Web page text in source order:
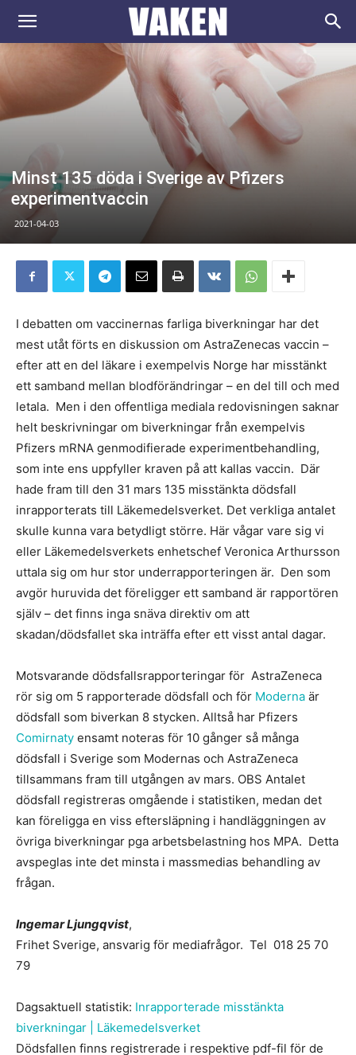
VAKEN.se
Minst 135 döda i Sverige av Pfizers
experimentvaccin
2021-04-03
I debatten om vaccinernas farliga biverkningar har det
mest utåt förts en diskussion om AstraZenecas vaccin –
efter att en del läkare i exempelvis Norge har misstänkt
ett samband mellan blodförändringar – en del till och med
letala. Men i den offentliga mediala redovisningen saknar
helt beskrivningar om biverkningar från exempelvis
Pfizers mRNA genmodifierade experimentbehandling,
som inte ens uppfyller kraven på att kallas vaccin. Där
hade fram till den 31 mars 135 misstänkta dödsfall
inrapporterats till Läkemedelsverket. Det verkliga antalet
skulle kunna vara betydligt större. Här vågar vare sig vi
eller Läkemedelsverkets enhetschef Veronica Arthursson
uttala sig om hur stor underrapporteringen är. Den som
avgör huruvida det föreligger ett samband är rapportören
själv – det finns inga snäva direktiv om att
skadan/dödsfallet ska inträffa efter ett visst antal dagar.
Motsvarande dödsfallsrapporteringar för AstraZeneca
rör sig om 5 rapporterade dödsfall och för Moderna är
dödsfall som biverkan 8 stycken. Alltså har Pfizers
Comirnaty ensamt noteras för 10 gånger så många
dödsfall i Sverige som Modernas och AstraZeneca
tillsammans fram till utgången av mars. OBS Antalet
dödsfall registreras omgående i statistiken, medan det
kan föreligga en viss eftersläpning i handläggningen av
övriga biverkningar pga arbetsbelastning hos MPA. Detta
avspeglas inte det minsta i massmedias behandling av
frågan.
Ingemar Ljungqvist,
Frihet Sverige, ansvarig för mediafrågor. Tel 018 25 70
79
Dagsaktuell statistik: Inrapporterade misstänkta
biverkningar | Läkemedelsverket
Dödsfallen finns registrerade i respektive pdf-fil för de